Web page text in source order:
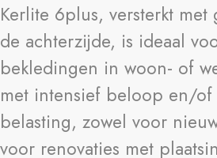
Kerlite 6plus, versterkt met
de achterzijde, is ideaal
bekledingen in woon- of
met intensief beloop en/of
belasting, zowel voor
voor renovaties met